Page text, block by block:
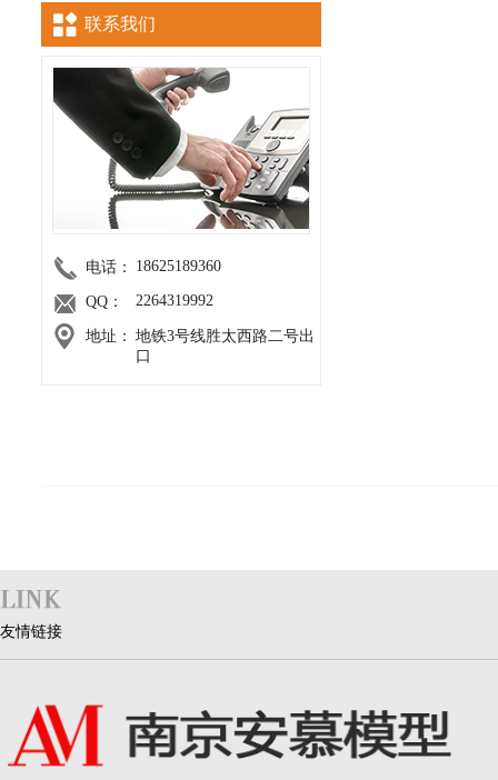
联系我们
电话： 18625189360
QQ： 2264319992
地址： 地铁3号线胜太西路二号出
口
友情链接